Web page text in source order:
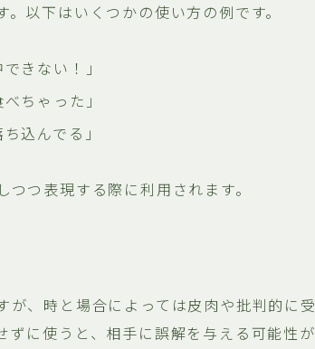
以下はいくつかの使い方の例です。
きない！」
ちゃった」
込んでる」
つ表現する際に利用されます。
が、時と場合によっては皮肉や批判的に受
に使うと、相手に誤解を与える可能性が